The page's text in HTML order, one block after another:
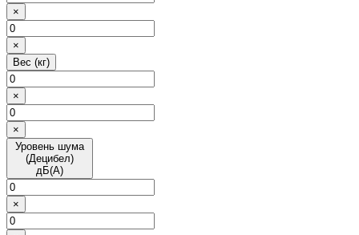
×
×
Вес (кг)
×
×
Уровень шума
(Децибел)
дБ(А)
×